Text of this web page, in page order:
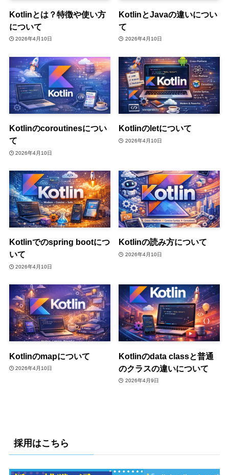
Kotlinとは？特徴や使い方
について
2026年4月10日
KotlinとJavaの違いについ
て
2026年4月10日
Kotlinのcoroutinesについ
て
2026年4月10日
Kotlinのletについて
2026年4月10日
Kotlinでのspring bootにつ
いて
2026年4月10日
Kotlinの読み方について
2026年4月10日
Kotlinのmapについて
2026年4月10日
Kotlinのdata classと普通
のクラスの違いについて
2026年4月9日
採用はこちら